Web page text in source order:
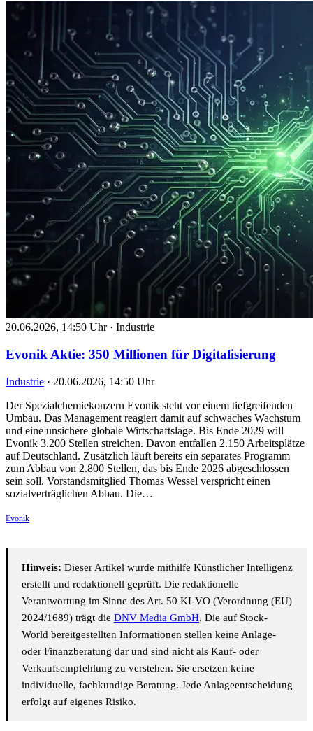
20.06.2026, 14:50 Uhr · Industrie
Evonik Aktie: 350 Millionen für Digitalisierung
Industrie · 20.06.2026, 14:50 Uhr
Der Spezialchemiekonzern Evonik steht vor einem tiefgreifenden
Umbau. Das Management reagiert damit auf schwaches Wachstum
und eine unsichere globale Wirtschaftslage. Bis Ende 2029 will
Evonik 3.200 Stellen streichen. Davon entfallen 2.150 Arbeitsplätze
auf Deutschland. Zusätzlich läuft bereits ein separates Programm
zum Abbau von 2.800 Stellen, das bis Ende 2026 abgeschlossen
sein soll. Vorstandsmitglied Thomas Wessel verspricht einen
sozialverträglichen Abbau. Die…
Evonik
Hinweis: Dieser Artikel wurde mithilfe Künstlicher Intelligenz
erstellt und redaktionell geprüft. Die redaktionelle
Verantwortung im Sinne des Art. 50 KI-VO (Verordnung (EU)
2024/1689) trägt die DNV Media GmbH. Die auf Stock-
World bereitgestellten Informationen stellen keine Anlage-
oder Finanzberatung dar und sind nicht als Kauf- oder
Verkaufsempfehlung zu verstehen. Sie ersetzen keine
individuelle, fachkundige Beratung. Jede Anlageentscheidung
erfolgt auf eigenes Risiko.